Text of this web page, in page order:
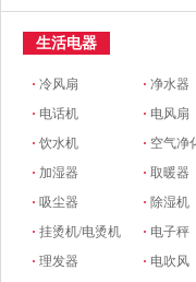
生活电器
·冷风扇 ·净水器
· 电话机 · 电风扇
·饮水机 · 空气净化器/
· 加湿器 ·取暖器
·吸尘器 · 除湿机
·挂烫机/电烫机 · 电子秤
·理发器 · 电吹风